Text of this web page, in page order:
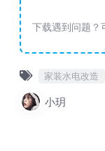
下载遇到问题
家装水电改造
小玥